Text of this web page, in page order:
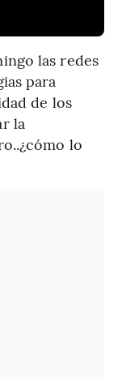
las redes
para
de los
la
lo